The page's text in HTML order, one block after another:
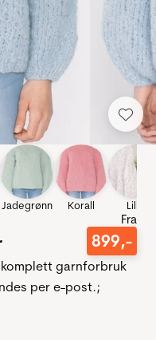
Jadegrønn Korall Lilla
Fra
899,-
garnforbruk
per e-post.;